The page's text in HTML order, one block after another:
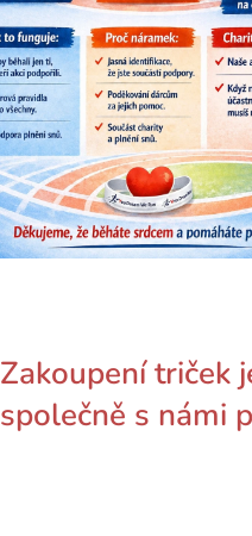
Zakoupení triček
společně s námi